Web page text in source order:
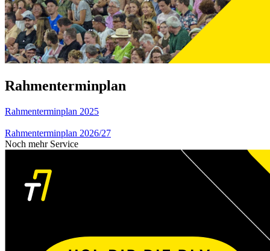
Rahmenterminplan
Rahmenterminplan 2025
Rahmenterminplan 2026/27
Noch mehr Service